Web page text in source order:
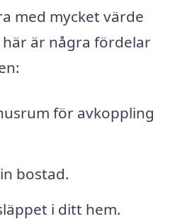
med mycket värde
är några fördelar
för avkoppling
bostad.
i ditt hem.